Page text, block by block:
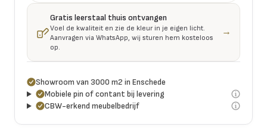
Gratis leerstaal thuis ontvangen
Voel de kwaliteit en zie de kleur in je eigen licht.
Aanvragen via WhatsApp, wij sturen hem kosteloos
op.
→
Showroom van 3000 m2 in Enschede
Mobiele pin of contant bij levering
CBW-erkend meubelbedrijf